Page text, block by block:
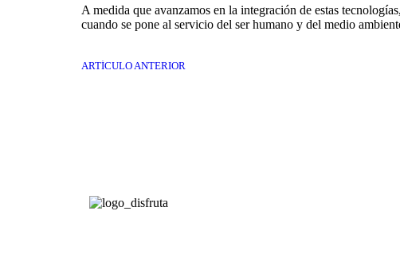
A medida que avanzamos en la integración de estas
cuando se pone al servicio del ser humano y del medio
ARTÍCULO ANTERIOR